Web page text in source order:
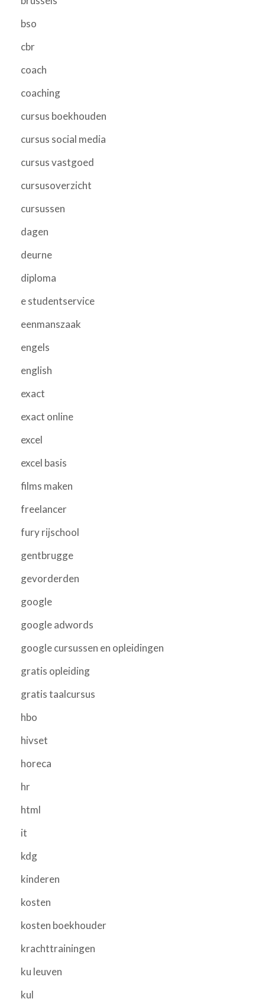
bso
cbr
coach
coaching
cursus boekhouden
cursus social media
cursus vastgoed
cursusoverzicht
cursussen
dagen
deurne
diploma
e studentservice
eenmanszaak
engels
english
exact
exact online
excel
excel basis
films maken
freelancer
fury rijschool
gentbrugge
gevorderden
google
google adwords
google cursussen en opleidingen
gratis opleiding
gratis taalcursus
hbo
hivset
horeca
hr
html
it
kdg
kinderen
kosten
kosten boekhouder
krachttrainingen
ku leuven
kul